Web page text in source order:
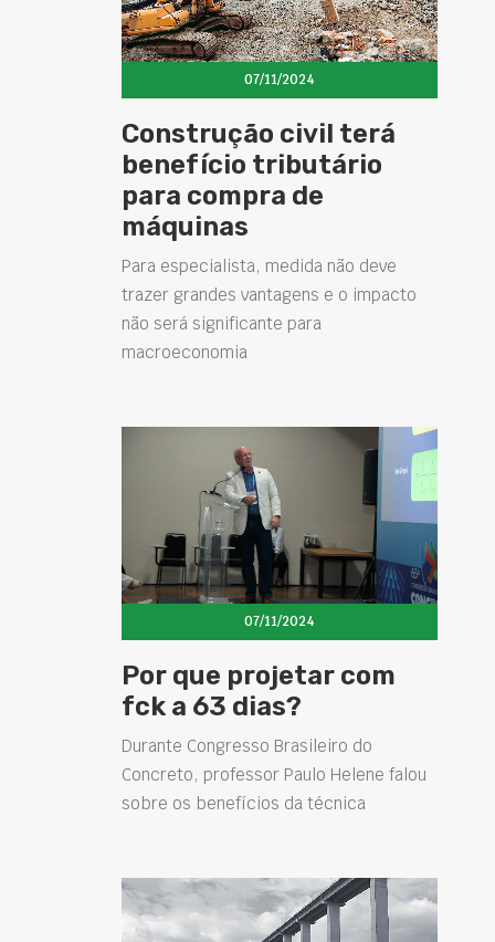
07/11/2024
Construção civil terá
benefício tributário
para compra de
máquinas
Para especialista, medida não deve
trazer grandes vantagens e o impacto
não será significante para
macroeconomia
07/11/2024
Por que projetar com
fck a 63 dias?
Durante Congresso Brasileiro do
Concreto, professor Paulo Helene falou
sobre os benefícios da técnica